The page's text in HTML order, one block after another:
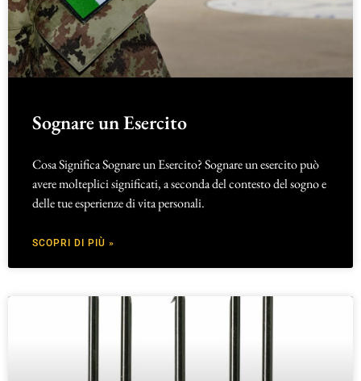
Sognare un Esercito
Cosa Significa Sognare un Esercito? Sognare un esercito può
avere molteplici significati, a seconda del contesto del sogno e
delle tue esperienze di vita personali.
SCOPRI DI PIÙ »